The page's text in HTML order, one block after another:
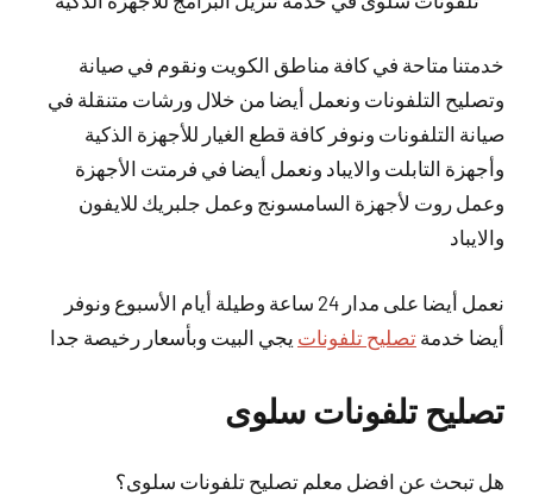
خدمتنا متاحة في كافة مناطق الكويت ونقوم في صيانة
وتصليح التلفونات ونعمل أيضا من خلال ورشات متنقلة في
صيانة التلفونات ونوفر كافة قطع الغيار للأجهزة الذكية
وأجهزة التابلت والايباد ونعمل أيضا في فرمتت الأجهزة
وعمل روت لأجهزة السامسونج وعمل جلبريك للايفون
والايباد
نعمل أيضا
على مدار 24 ساعة وطيلة أيام الأسبوع ونوفر
أيضا خدمة تصليح تلفونات يجي البيت وبأسعار رخيصة جدا
تصليح تلفونات سلوى
هل تبحث عن افضل معلم تصليح تلفونات سلوى؟